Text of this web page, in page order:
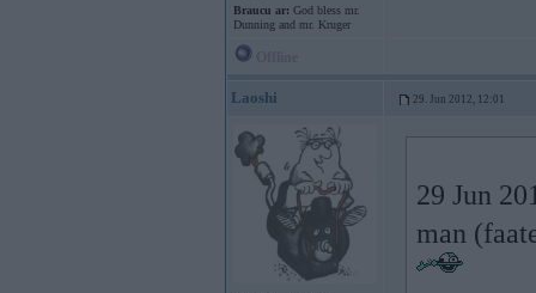
Braucu ar: God bless mr.
Dunning and mr. Kruger
Laoshi 29. Jun 2012, 12:01
29 Jun
man